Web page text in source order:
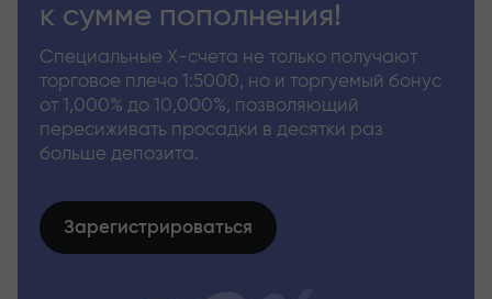
к сумме пополнения!
Специальные Х-счета не только получают
торговое плечо 1:5000, но и торгуемый бонус
от 1,000% до 10,000%, позволяющий
пересиживать просадки в десятки раз
больше депозита.
Зарегистрироваться